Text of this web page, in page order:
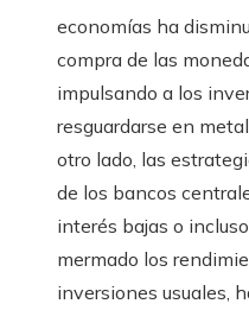
economías ha
compra de las
impulsando a los
resguardarse en
otro lado, las
de los bancos
interés bajas o
mermado los
inversiones usuales,